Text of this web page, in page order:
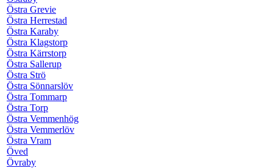
Östra Grevie
Östra Herrestad
Östra Karaby
Östra Klagstorp
Östra Kärrstorp
Östra Sallerup
Östra Strö
Östra Sönnarslöv
Östra Tommarp
Östra Torp
Östra Vemmenhög
Östra Vemmerlöv
Östra Vram
Öved
Övraby